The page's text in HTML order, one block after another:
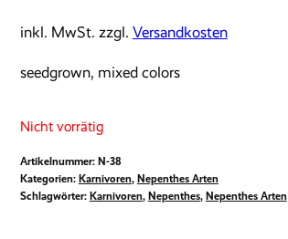
inkl. MwSt. zzgl. Versandkosten
seedgrown, mixed colors
Nicht vorrätig
Artikelnummer: N-38
Kategorien: Karnivoren, Nepenthes Arten
Schlagwörter: Karnivoren, Nepenthes, Nepenthes Arten